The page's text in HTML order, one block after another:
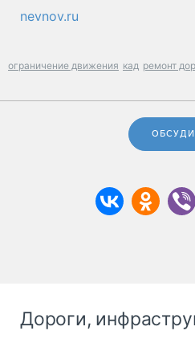
nevnov.ru
ограничение движения кад ремонт
Дороги,